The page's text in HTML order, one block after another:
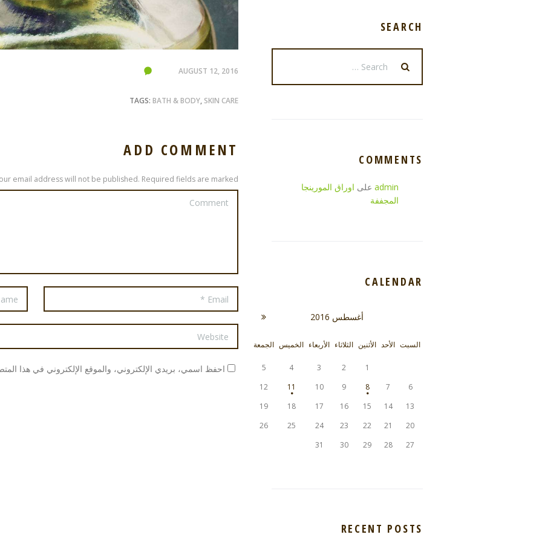
AUGUST 12, 2016
TAGS: BATH & BODY,SKIN CARE
ADD COMMENT
email address will not be published. Required fields are marked *
احفظ اسمي، بريدي الإلكتروني، والموقع الإلكتروني في هذا
SEARCH
COMMENTS
admin على اوراق المورينجا
المجففة
CALENDAR
أغسطس 2016
السبت الأحد الأثنين الثلاثاء الأربعاء الخميس الجمعة
1
2
3
4
5
6
7
8
9
10
11
12
13
14
15
16
17
18
19
20
21
22
23
24
25
26
27
28
29
30
31
RECENT POSTS